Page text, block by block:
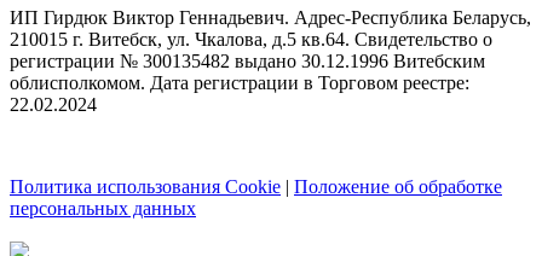
ИП Гирдюк Виктор Геннадьевич. Адрес-Республика Беларусь,
210015 г. Витебск, ул. Чкалова, д.5 кв.64. Свидетельство о
регистрации № 300135482 выдано 30.12.1996 Витебским
облисполкомом. Дата регистрации в Торговом реестре:
22.02.2024
Политика использования Cookie | Положение об обработке
персональных данных